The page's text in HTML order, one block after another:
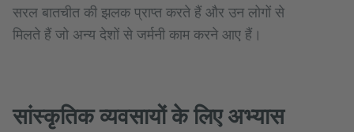
सरल बातचीत की झलक प्राप्त करते हैं और उन लोगों से
मिलते हैं जो अन्य देशों से जर्मनी काम करने आए हैं।
सांस्कृतिक व्यवसायों के लिए अभ्यास